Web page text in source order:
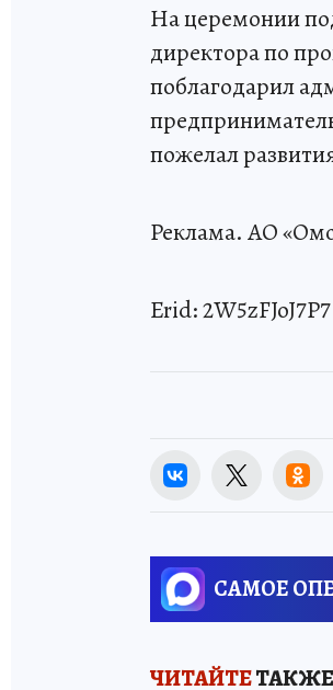
На церемонии
директора по
поблагодарил
пожелал
Реклама. АО
Erid: 2W5zFJoJ7P7
САМОЕ
ЧИТАЙТЕ